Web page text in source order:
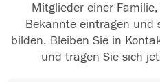
Mitglieder einer
Bekannte eintragen und
bilden. Bleiben Sie in
und tragen Sie sich